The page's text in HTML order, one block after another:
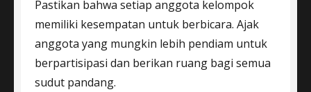
Pastikan bahwa setiap anggota kelompok
memiliki kesempatan untuk berbicara. Ajak
anggota yang mungkin lebih pendiam untuk
berpartisipasi dan berikan ruang bagi semua
sudut pandang.